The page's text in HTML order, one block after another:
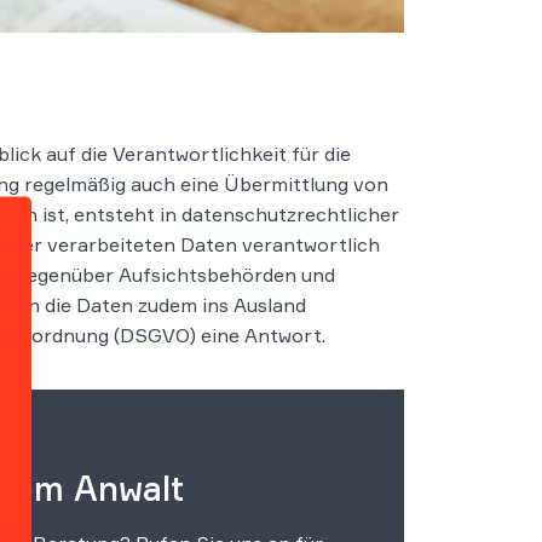
auf die Verantwortlichkeit für die
regelmäßig auch eine Übermittlung von
ist, entsteht in datenschutzrechtlicher
der verarbeiteten Daten verantwortlich
gegenüber Aufsichtsbehörden und
die Daten zudem ins Ausland
(DSGVO) eine Antwort.
Anwalt